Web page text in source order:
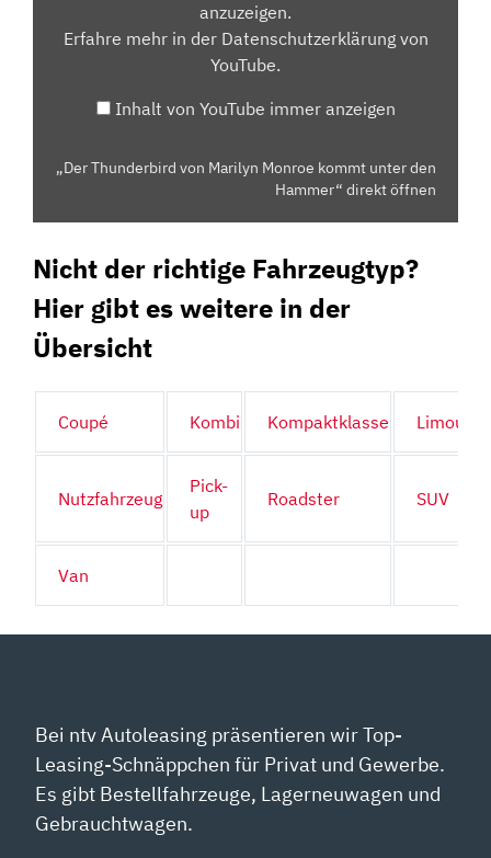
UNTER
ANZEIGEN
anzuzeigen.
Erfahre mehr in der Datenschutzerklärung von
YouTube.
Inhalt von YouTube immer anzeigen
„Der Thunderbird von Marilyn Monroe kommt unter den
Hammer“ direkt öffnen
Nicht der richtige Fahrzeugtyp?
Hier gibt es weitere in der
Übersicht
Coupé Kombi Kompaktklasse
Nutzfahrzeug
Pick-
up
Roadster SUV
Van
Bei ntv Autoleasing präsentieren wir Top-
Leasing-Schnäppchen für Privat und Gewerbe.
Es gibt Bestellfahrzeuge, Lagerneuwagen und
Gebrauchtwagen.